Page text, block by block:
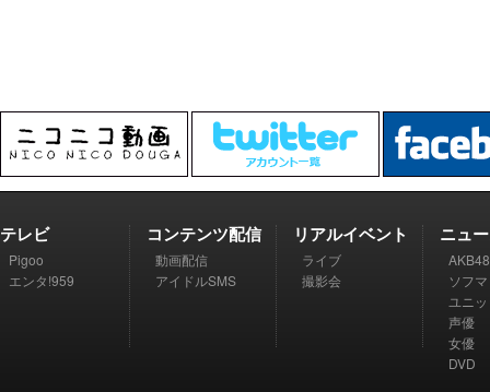
テレビ
Pigoo
エンタ!959
コンテンツ配信
動画配信
アイドルSMS
リアルイベント
ライブ
撮影会
ニュ
AKB48
ソフ
ユニ
声優
女優
DVD